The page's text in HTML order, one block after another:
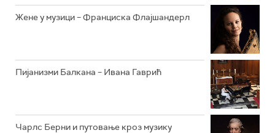
Жене у музици – Франциска Флајшандерл
Пијанизми Балкана – Ивана Гаврић
Чарлс Берни и путовање кроз музику